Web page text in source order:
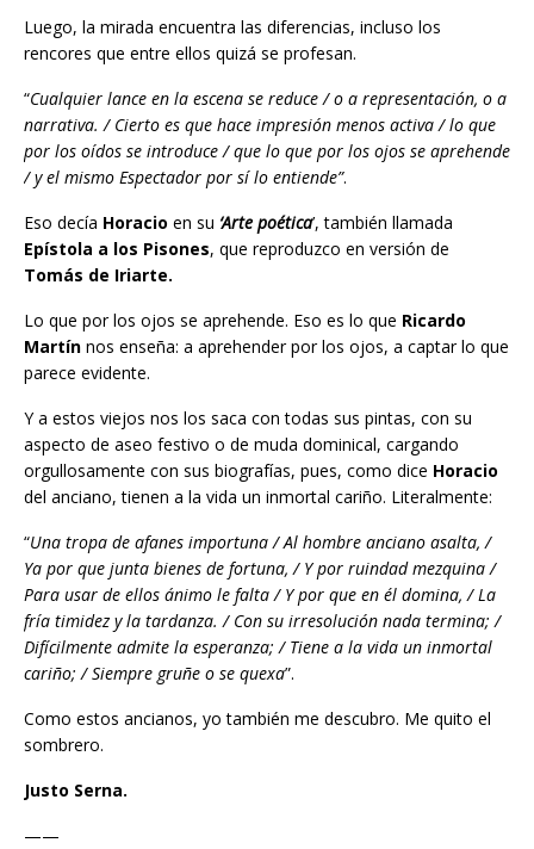
Luego, la mirada encuentra las diferencias, incluso los
rencores que entre ellos quizá se profesan.
“Cualquier lance en la escena se reduce / o a representación, o a
narrativa. / Cierto es que hace impresión menos activa / lo que
por los oídos se introduce / que lo que por los ojos se aprehende
/ y el mismo Espectador por sí lo entiende”.
Eso decía Horacio en su ‘Arte poética’, también llamada
Epístola a los Pisones, que reproduzco en versión de
Tomás de Iriarte.
Lo que por los ojos se aprehende. Eso es lo que Ricardo
Martín nos enseña: a aprehender por los ojos, a captar lo que
parece evidente.
Y a estos viejos nos los saca con todas sus pintas, con su
aspecto de aseo festivo o de muda dominical, cargando
orgullosamente con sus biografías, pues, como dice Horacio
del anciano, tienen a la vida un inmortal cariño. Literalmente:
“Una tropa de afanes importuna / Al hombre anciano asalta, /
Ya por que junta bienes de fortuna, / Y por ruindad mezquina /
Para usar de ellos ánimo le falta / Y por que en él domina, / La
fría timidez y la tardanza. / Con su irresolución nada termina; /
Difícilmente admite la esperanza; / Tiene a la vida un inmortal
cariño; / Siempre gruñe o se quexa”.
Como estos ancianos, yo también me descubro. Me quito el
sombrero.
Justo Serna.
——